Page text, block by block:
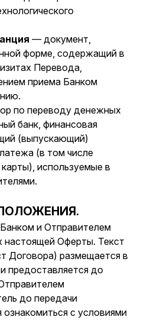
— документ,
форме, содержащий в
Перевода,
приема Банком
по переводу денежных
банк, финансовая
(выпускающий)
(в том числе
используемые в
и Отправителем
настоящей Оферты. Текст
Договора) размещается в
предоставляется до
до передачи
с условиями